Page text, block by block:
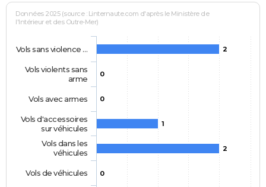
Données 2025 (source : Linternaute.com d'après le Ministère de
l'Intérieur et des Outre-Mer)
2
0
0
1
2
0
Vols sans violence …
Vols violents sans
arme
Vols avec armes
Vols d'accessoires
sur véhicules
Vols dans les
véhicules
Vols de véhicules